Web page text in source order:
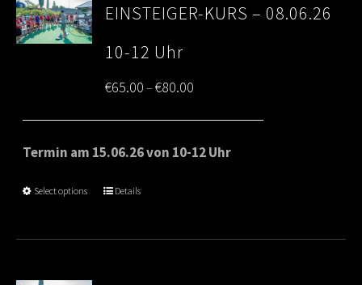
EINSTEIGER-KURS – 08.06.26
10-12 Uhr
€65.00–€80.00
range:
€65.00
Termin am 15.06.26 von 10-12 Uhr
Select options Details